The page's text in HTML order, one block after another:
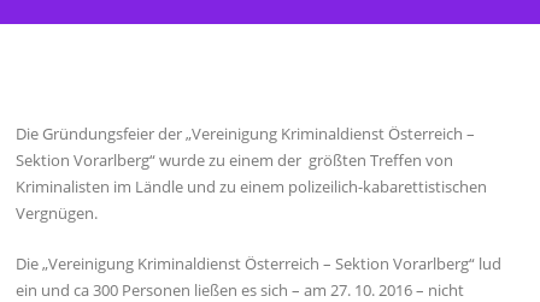
Die Gründungsfeier der „Vereinigung Kriminaldienst Österreich –
Sektion Vorarlberg“ wurde zu einem der größten Treffen von
Kriminalisten im Ländle und zu einem polizeilich-kabarettistischen
Vergnügen.
Die „Vereinigung Kriminaldienst Österreich – Sektion Vorarlberg“ lud
ein und ca 300 Personen ließen es sich – am 27. 10. 2016 – nicht